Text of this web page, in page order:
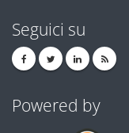
Seguici su
Powered by